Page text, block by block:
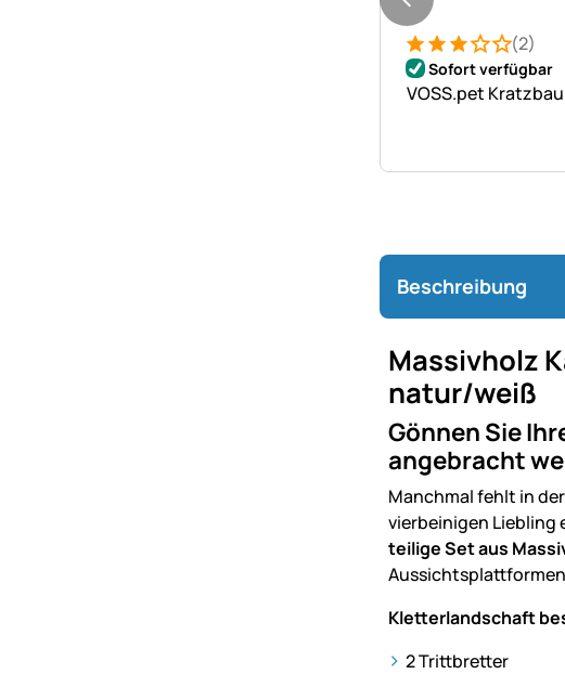
Bewertung: 3 von 5
2 Bewertungen
(2)
Sofort verfügbar
VOSS.pet
Beschreibung
Massivholz
natur/weiß
Gönnen Sie
angebracht
Manchmal fehlt in
vierbeinigen Liebling
teilige Set aus
Kletterlandschaft
2 Trittbretter